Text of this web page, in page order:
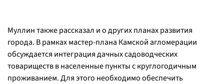
Муллин также рассказал и о других планах развития
города. В рамках мастер-плана Камской агломерации
обсуждается интеграция дачных садоводческих
товариществ в населенные пункты с круглогодичным
проживанием. Для этого необходимо обеспечить